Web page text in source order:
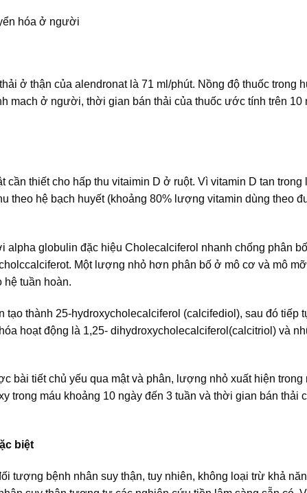
hóa ở người
ở thận của alendronat là 71 ml/phút. Nồng độ thuốc trong
mach ở người, thời gian bán thải của thuốc ước tính trên 10
cần thiết cho hấp thu vitaimin D ở ruột. Vì vitamin D tan trong
theo hệ bạch huyết (khoảng 80% lượng vitamin dùng theo
alpha globulin đặc hiệu Cholecalciferol nhanh chống phân
Một lượng nhỏ hơn phân bố ở mô cơ và mô
hệ tuần hoàn.
thành 25-hydroxycholecalciferol (calcifediol), sau đó tiếp
hoạt động là 1,25- dihydroxycholecalciferol(calcitriol) và
bài tiết chủ yếu qua mật và phân, lượng nhỏ xuất hiện
trong máu khoảng 10 ngày đến 3 tuần và thời gian bán thải
biệt
tượng bệnh nhân suy thận, tuy nhiên, không loại trừ khả